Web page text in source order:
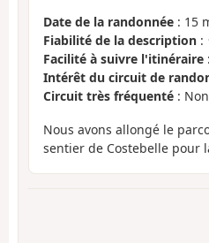
Date de la randonnée : 15
Fiabilité de la description :
Facilité à suivre l'itinéraire
Intérêt du circuit de
Circuit très fréquenté : Non
Nous avons allongé le
sentier de Costebelle pour